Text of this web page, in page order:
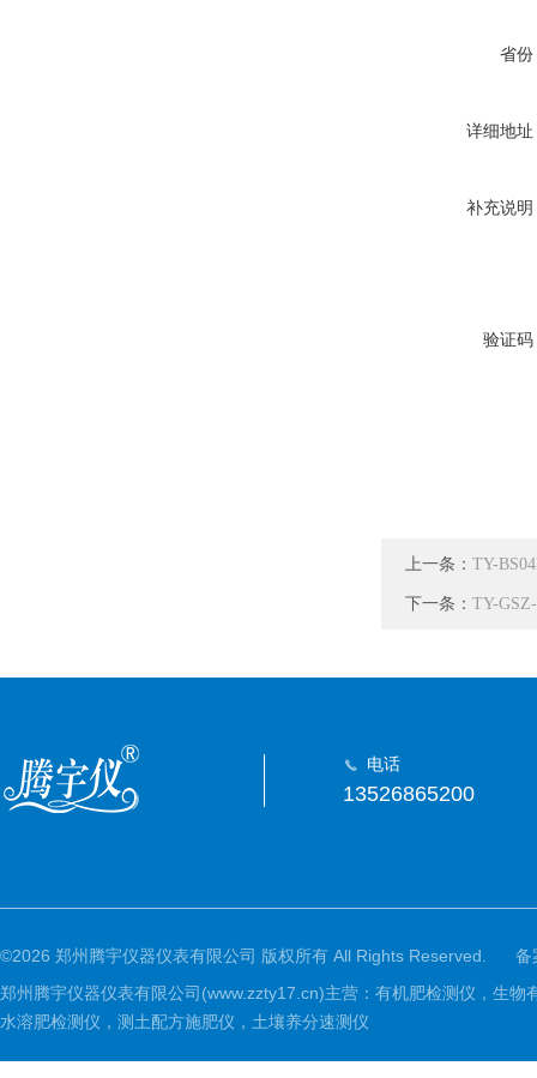
省份
详细地址
补充说明
验证码
上一条： TY-
下一条： TY-
电话
13526865200
©2026 郑州腾宇仪器仪表有限公司 版权所有 All Rights Reserved.
备
郑州腾宇仪器仪表有限公司(www.zzty17.cn)主营：有机肥检测仪，生
水溶肥检测仪，测土配方施肥仪，土壤养分速测仪